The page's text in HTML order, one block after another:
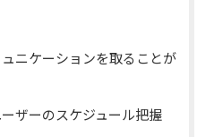
ニケーションを取ることが
ザーのスケジュール把握